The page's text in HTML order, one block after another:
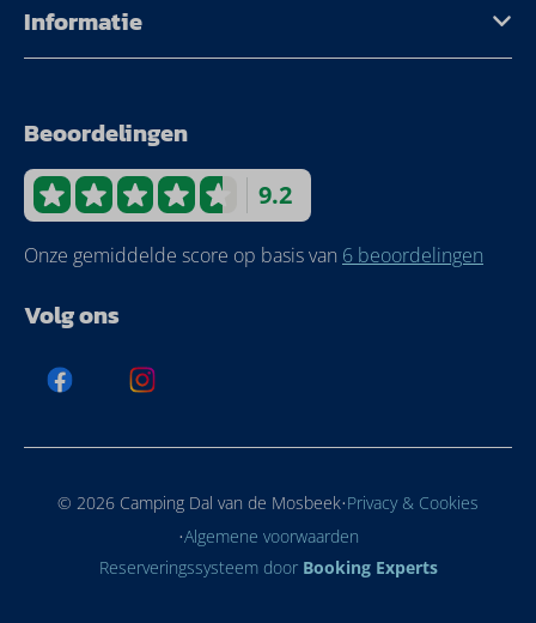
Informatie
Beoordelingen
9.2
Onze gemiddelde score op basis van 6 beoordelingen
Volg ons
© 2026 Camping Dal van de Mosbeek·Privacy & Cookies
·Algemene voorwaarden
Reserveringssysteem door Booking Experts